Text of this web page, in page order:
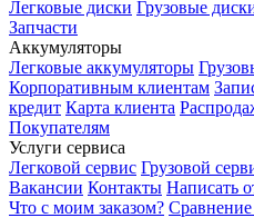
Легковые диски Грузовые
Запчасти
Аккумуляторы
Легковые аккумуляторы
Корпоративным клиентам
кредит Карта клиента
Покупателям
Услуги сервиса
Легковой сервис Грузовой
Вакансии Контакты Написать
Что с моим заказом? Сравнение